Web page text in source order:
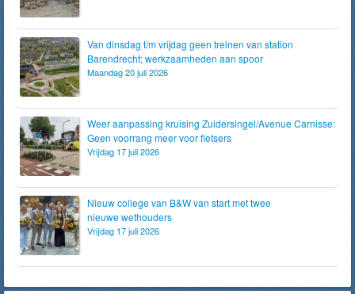
Van dinsdag t/m vrijdag geen treinen van station
Barendrecht; werkzaamheden aan spoor
Maandag 20 juli 2026
Weer aanpassing kruising Zuidersingel/Avenue Carnisse:
Geen voorrang meer voor fietsers
Vrijdag 17 juli 2026
Nieuw college van B&W van start met twee
nieuwe wethouders
Vrijdag 17 juli 2026